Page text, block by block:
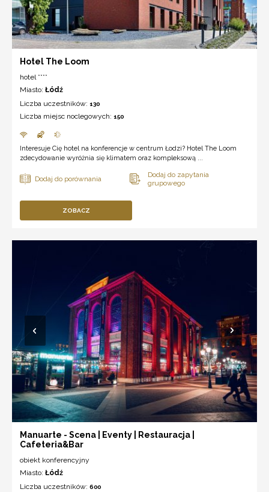
Hotel The Loom
hotel ****
Miasto: Łódź
Liczba uczestników: 130
Liczba miejsc noclegowych: 150
Interesuje Cię hotel na konferencje w centrum Łodzi? Hotel The Loom
zdecydowanie wyróżnia się klimatem oraz kompleksową ...
ZOBACZ
Manuarte - Scena | Eventy | Restauracja |
Cafeteria&Bar
obiekt konferencyjny
Miasto: Łódź
Liczba uczestników: 600